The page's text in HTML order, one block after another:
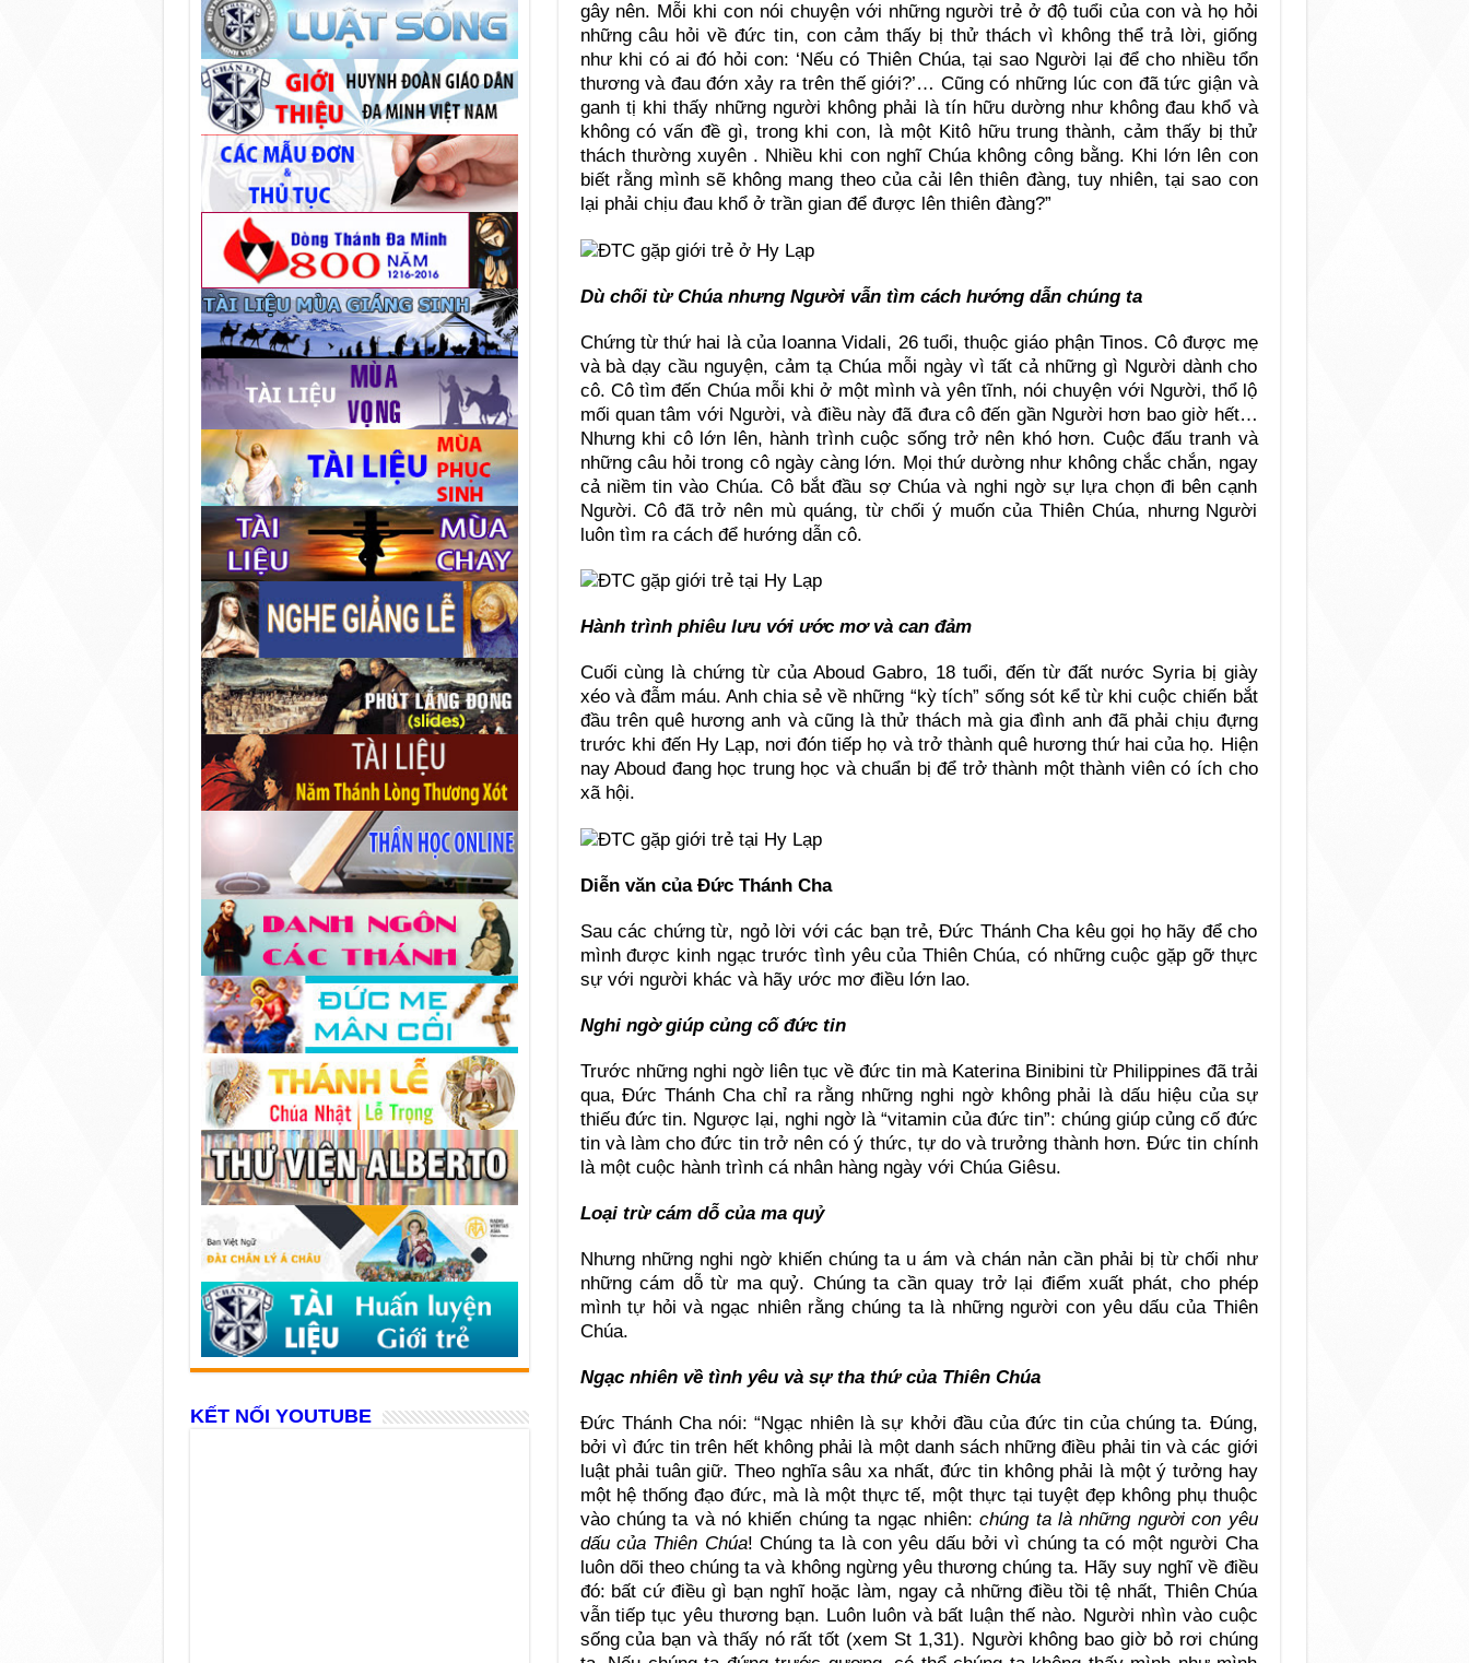
gây nên. Mỗi khi con nói chuyện với những người trẻ ở độ tuổi của con và họ hỏi
những câu hỏi về đức tin, con cảm thấy bị thử thách vì không thể trả lời, giống
như khi có ai đó hỏi con: ‘Nếu có Thiên Chúa, tại sao Người lại để cho nhiều tổn
thương và đau đớn xảy ra trên thế giới?’… Cũng có những lúc con đã tức giận và
ganh tị khi thấy những người không phải là tín hữu dường như không đau khổ và
không có vấn đề gì, trong khi con, là một Kitô hữu trung thành, cảm thấy bị thử
thách thường xuyên . Nhiều khi con nghĩ Chúa không công bằng. Khi lớn lên con
biết rằng mình sẽ không mang theo của cải lên thiên đàng, tuy nhiên, tại sao con
lại phải chịu đau khổ ở trần gian để được lên thiên đàng?”
Dù chối từ Chúa nhưng Người vẫn tìm cách hướng dẫn chúng ta
Chứng từ thứ hai là của Ioanna Vidali, 26 tuổi, thuộc giáo phận Tinos. Cô được mẹ
và bà dạy cầu nguyện, cảm tạ Chúa mỗi ngày vì tất cả những gì Người dành cho
cô. Cô tìm đến Chúa mỗi khi ở một mình và yên tĩnh, nói chuyện với Người, thổ lộ
mối quan tâm với Người, và điều này đã đưa cô đến gần Người hơn bao giờ hết…
Nhưng khi cô lớn lên, hành trình cuộc sống trở nên khó hơn. Cuộc đấu tranh và
những câu hỏi trong cô ngày càng lớn. Mọi thứ dường như không chắc chắn, ngay
cả niềm tin vào Chúa. Cô bắt đầu sợ Chúa và nghi ngờ sự lựa chọn đi bên cạnh
Người. Cô đã trở nên mù quáng, từ chối ý muốn của Thiên Chúa, nhưng Người
luôn tìm ra cách để hướng dẫn cô.
Hành trình phiêu lưu với ước mơ và can đảm
Cuối cùng là chứng từ của Aboud Gabro, 18 tuổi, đến từ đất nước Syria bị giày
xéo và đẫm máu. Anh chia sẻ về những “kỳ tích” sống sót kể từ khi cuộc chiến bắt
đầu trên quê hương anh và cũng là thử thách mà gia đình anh đã phải chịu đựng
trước khi đến Hy Lạp, nơi đón tiếp họ và trở thành quê hương thứ hai của họ. Hiện
nay Aboud đang học trung học và chuẩn bị để trở thành một thành viên có ích cho
xã hội.
Diễn văn của Đức Thánh Cha
Sau các chứng từ, ngỏ lời với các bạn trẻ, Đức Thánh Cha kêu gọi họ hãy để cho
mình được kinh ngạc trước tình yêu của Thiên Chúa, có những cuộc gặp gỡ thực
sự với người khác và hãy ước mơ điều lớn lao.
Nghi ngờ giúp củng cố đức tin
Trước những nghi ngờ liên tục về đức tin mà Katerina Binibini từ Philippines đã trải
qua, Đức Thánh Cha chỉ ra rằng những nghi ngờ không phải là dấu hiệu của sự
thiếu đức tin. Ngược lại, nghi ngờ là “vitamin của đức tin”: chúng giúp củng cố đức
tin và làm cho đức tin trở nên có ý thức, tự do và trưởng thành hơn. Đức tin chính
là một cuộc hành trình cá nhân hàng ngày với Chúa Giêsu.
Loại trừ cám dỗ của ma quỷ
Nhưng những nghi ngờ khiến chúng ta u ám và chán nản cần phải bị từ chối như
những cám dỗ từ ma quỷ. Chúng ta cần quay trở lại điểm xuất phát, cho phép
mình tự hỏi và ngạc nhiên rằng chúng ta là những người con yêu dấu của Thiên
Chúa.
Ngạc nhiên về tình yêu và sự tha thứ của Thiên Chúa
Đức Thánh Cha nói: “Ngạc nhiên là sự khởi đầu của đức tin của chúng ta. Đúng,
bởi vì đức tin trên hết không phải là một danh sách những điều phải tin và các giới
luật phải tuân giữ. Theo nghĩa sâu xa nhất, đức tin không phải là một ý tưởng hay
một hệ thống đạo đức, mà là một thực tế, một thực tại tuyệt đẹp không phụ thuộc
vào chúng ta và nó khiến chúng ta ngạc nhiên:chúng ta là những người con yêu
dấu của Thiên Chúa! Chúng ta là con yêu dấu bởi vì chúng ta có một người Cha
luôn dõi theo chúng ta và không ngừng yêu thương chúng ta. Hãy suy nghĩ về điều
đó: bất cứ điều gì bạn nghĩ hoặc làm, ngay cả những điều tồi tệ nhất, Thiên Chúa
vẫn tiếp tục yêu thương bạn. Luôn luôn và bất luận thế nào. Người nhìn vào cuộc
sống của bạn và thấy nó rất tốt (xem St 1,31). Người không bao giờ bỏ rơi chúng
KẾT NỐI YOUTUBE